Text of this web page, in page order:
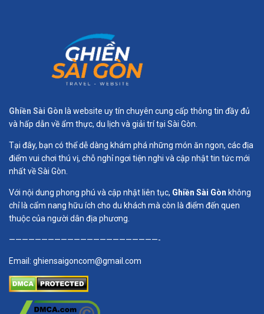
Ghiền Sài Gòn là website uy tín chuyên cung cấp thông tin đầy đủ
và hấp dẫn về ẩm thực, du lịch và giải trí tại Sài Gòn.
Tại đây, bạn có thể dễ dàng khám phá những món ăn ngon, các địa
điểm vui chơi thú vị, chỗ nghỉ ngơi tiện nghi và cập nhật tin tức mới
nhất về Sài Gòn.
Với nội dung phong phú và cập nhật liên tục, Ghiền Sài Gòn không
chỉ là cẩm nang hữu ích cho du khách mà còn là điểm đến quen
thuộc của người dân địa phương.
———————————————————————-
Email: ghiensaigoncom@gmail.com